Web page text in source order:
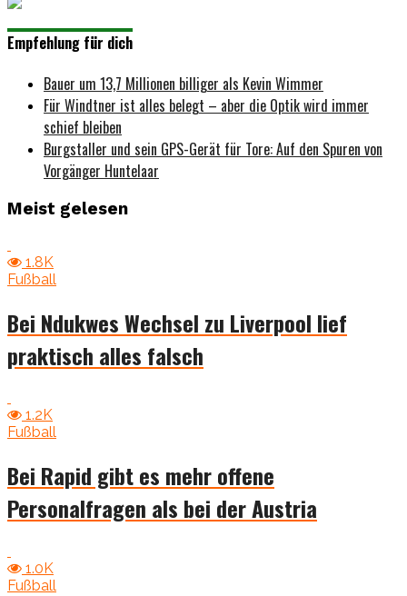
Empfehlung für dich
Bauer um 13,7 Millionen billiger als Kevin Wimmer
Für Windtner ist alles belegt – aber die Optik wird immer
schief bleiben
Burgstaller und sein GPS-Gerät für Tore: Auf den Spuren von
Vorgänger Huntelaar
Meist gelesen
1.8K
Fußball
Bei Ndukwes Wechsel zu Liverpool lief
praktisch alles falsch
1.2K
Fußball
Bei Rapid gibt es mehr offene
Personalfragen als bei der Austria
1.0K
Fußball